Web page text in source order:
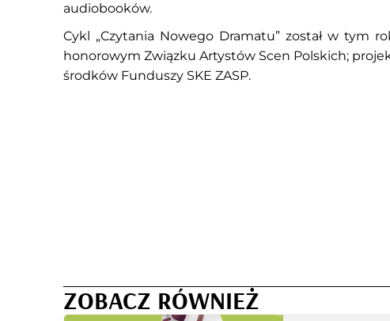
audiobooków.
Cykl „Czytania Nowego Dramatu” został w tym
honorowym Związku Artystów Scen Polskich;
środków Funduszy SKE ZASP.
ZOBACZ RÓWNIEŻ